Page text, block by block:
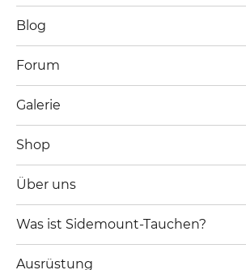
Blog
Forum
Galerie
Shop
Über uns
Was ist Sidemount-Tauchen?
Ausrüstung